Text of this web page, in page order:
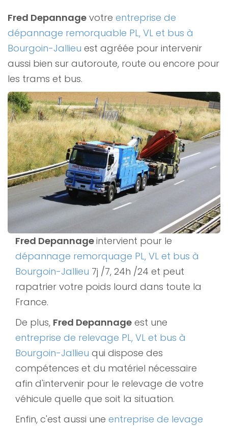
Fred Depannage votre entreprise de
dépannage remorquable PL, VL et bus à
Bourgoin-Jallieu est agréée pour intervenir
aussi bien sur autoroute, route ou encore pour
les trams et bus.
Fred Depannageintervient pour le
dépannage remorquage PL, VL et bus à
Bourgoin-Jallieu 7j /7, 24h /24 et peut
rapatrier votre poids lourd dans toute la
France.
De plus, Fred Depannage est une
entreprise de relevage PL, VL et bus à
Bourgoin-Jallieu qui dispose des
compétences et du matériel nécessaire
afin d'intervenir pour le relevage de votre
véhicule quelle que soit la situation.
Enfin, c'est aussi une entreprise de levage